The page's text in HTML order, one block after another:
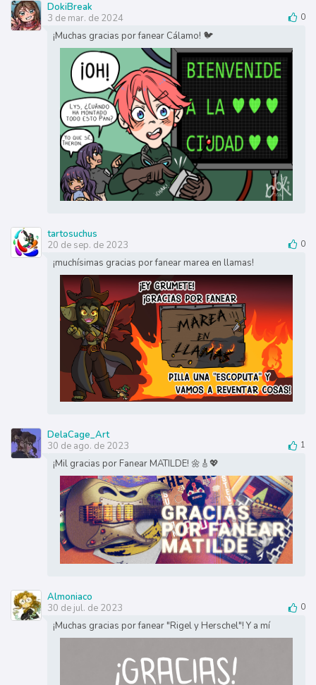
DokiBreak
3 de mar. de 2024
0
¡Muchas gracias por fanear Cálamo! 🐦
tartosuchus
20 de sep. de 2023
0
¡muchísimas gracias por fanear marea en llamas!
DelaCage_Art
30 de ago. de 2023
1
¡Mil gracias por Fanear MATILDE! 🌼🎸💖
Almoniaco
30 de jul. de 2023
0
¡Muchas gracias por fanear "Rigel y Herschel"! Y a mí